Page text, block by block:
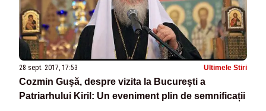
28 sept. 2017, 17:53 Ultimele Stiri
Cozmin Guşă, despre vizita la Bucureşti a
Patriarhului Kiril: Un eveniment plin de semnificații